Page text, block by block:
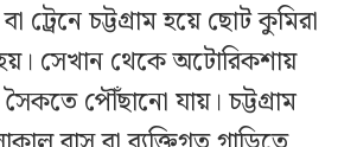
ট্রেনে চট্টগ্রাম হয়ে ছোট কুমিরা
সেখান থেকে অটোরিকশায়
পৌঁছানো যায়। চট্টগ্রাম